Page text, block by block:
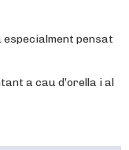
pensat
a cau d’orella i al